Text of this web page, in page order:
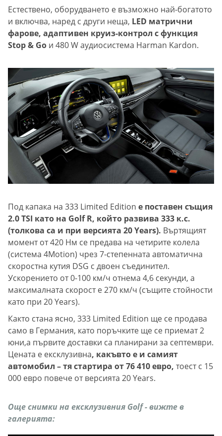
Естествено, оборудването е възможно най-богатото
и включва, наред с други неща, LED матрични
фарове, адаптивен круиз-контрол с функция
Stop & Go и 480 W аудиосистема Harman Kardon.
Под капака на 333 Limited Edition е поставен същия
2.0 TSI като на Golf R, който развива 333 к.с.
(толкова са и при версията 20 Years). Въртящият
момент от 420 Нм се предава на четирите колела
(система 4Motion) чрез 7-степенната автоматична
скоростна кутия DSG с двоен съединител.
Ускорението от 0-100 км/ч отнема 4,6 секунди, а
максималната скорост е 270 км/ч (същите стойности
като при 20 Years).
Както стана ясно, 333 Limited Edition ще се продава
само в Германия, като поръчките ще се приемат 2
юни,а първите доставки са планирани за септември.
Цената е ексклузивна, какъвто е и самият
автомобил – тя стартира от 76 410 евро, тоест с 15
000 евро повече от версията 20 Years.
Още снимки на ексклузивния Golf - вижте в
галерията: